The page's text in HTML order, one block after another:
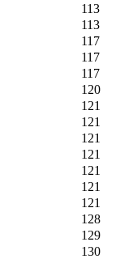
113
113
117
117
117
120
121
121
121
121
121
121
121
128
129
130